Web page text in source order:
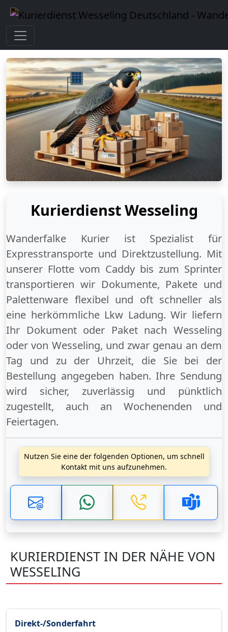
Kurierdienst Wesseling
Wanderfalke Kurier ist Spezialist für
Expresstransporte und Direktzustellung. Mit
unserer Flotte vom Caddy bis zum Sprinter
transportieren wir Dokumente, Pakete und
Palettenware flexibel und oft schneller als
eine herkömmliche Lkw Ladung. Wir liefern
Ihr Dokument oder Paket nach Wesseling
odervon Wesseling, und zwar genau an dem
Tag und zu der Uhrzeit, die Sie bei der
Bestellung angegeben haben. Ihre Sendung
wird sicher, zuverlässig und pünktlich
zugestellt, auch an Wochenenden und
Feiertagen.
Nutzen Sie eine der folgenden Optionen, um schnell
Kontakt mit uns aufzunehmen.
KURIERDIENST IN DER NÄHE VON
WESSELING
Direkt-/Sonderfahrt